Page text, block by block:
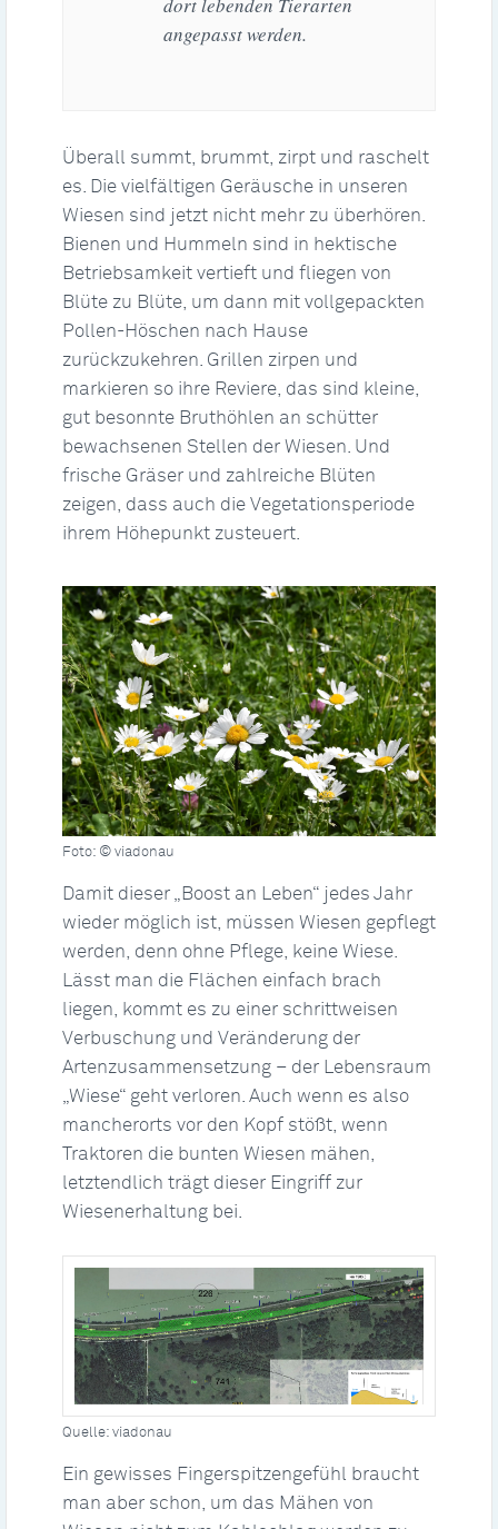
dort lebenden Tierarten
angepasst werden.
Überall summt, brummt, zirpt und raschelt
es. Die vielfältigen Geräusche in unseren
Wiesen sind jetzt nicht mehr zu überhören.
Bienen und Hummeln sind in hektische
Betriebsamkeit vertieft und fliegen von
Blüte zu Blüte, um dann mit vollgepackten
Pollen-Höschen nach Hause
zurückzukehren. Grillen zirpen und
markieren so ihre Reviere, das sind kleine,
gut besonnte Bruthöhlen an schütter
bewachsenen Stellen der Wiesen. Und
frische Gräser und zahlreiche Blüten
zeigen, dass auch die Vegetationsperiode
ihrem Höhepunkt zusteuert.
Foto: © viadonau
Damit dieser „Boost an Leben“ jedes Jahr
wieder möglich ist, müssen Wiesen gepflegt
werden, denn ohne Pflege, keine Wiese.
Lässt man die Flächen einfach brach
liegen, kommt es zu einer schrittweisen
Verbuschung und Veränderung der
Artenzusammensetzung – der Lebensraum
„Wiese“ geht verloren. Auch wenn es also
mancherorts vor den Kopf stößt, wenn
Traktoren die bunten Wiesen mähen,
letztendlich trägt dieser Eingriff zur
Wiesenerhaltung bei.
Quelle: viadonau
Ein gewisses Fingerspitzengefühl braucht
man aber schon, um das Mähen von